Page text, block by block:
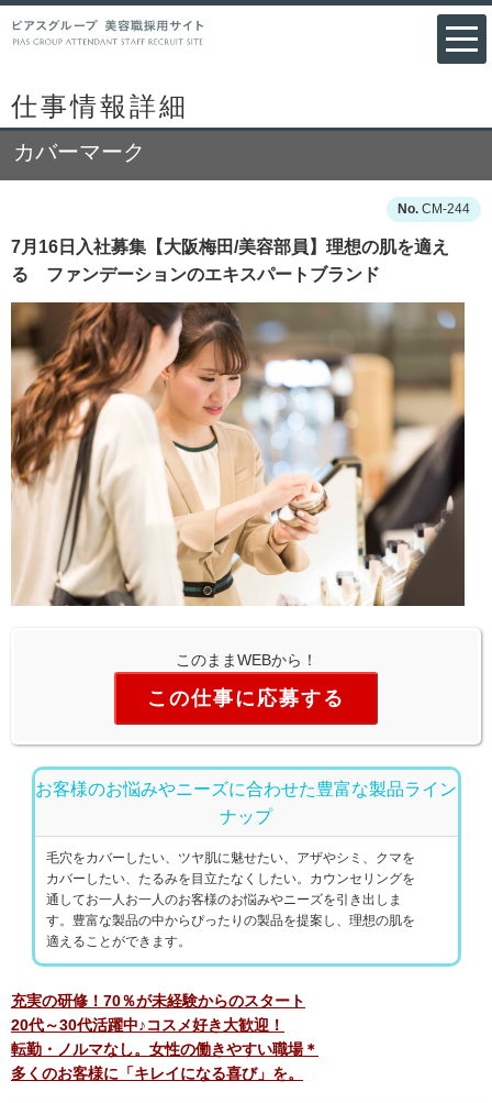
仕事情報詳細
カバーマーク
CM-244
7月16日入社募集【大阪梅田/美容部員】理想の肌を適え
る ファンデーションのエキスパートブランド
このままWEBから！
この仕事に応募する
お客様のお悩みやニーズに合わせた豊富な製品ライン
ナップ
毛穴をカバーしたい、ツヤ肌に魅せたい、アザやシミ、クマを
カバーしたい、たるみを目立たなくしたい。カウンセリングを
通してお一人お一人のお客様のお悩みやニーズを引き出しま
す。豊富な製品の中からぴったりの製品を提案し、理想の肌を
適えることができます。
充実の研修！70％が未経験からのスタート
20代～30代活躍中♪コスメ好き大歓迎！
転勤・ノルマなし。女性の働きやすい職場＊
多くのお客様に「キレイになる喜び」を。